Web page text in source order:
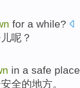
for a while?
呢？
in a safe place
安全的地方。